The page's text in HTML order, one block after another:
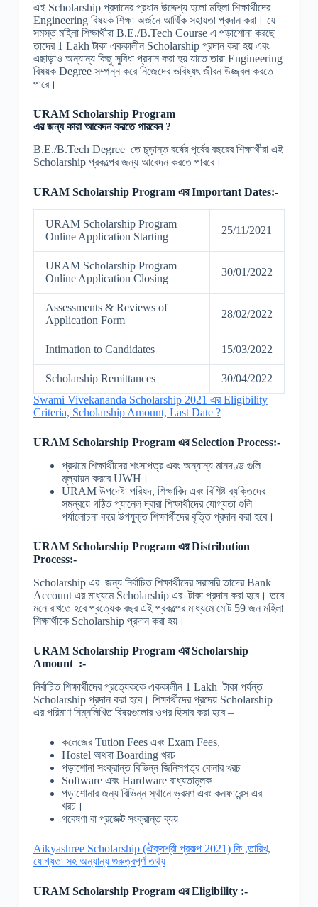
এই Scholarship প্রদানের প্রধান উদ্দেশ্য হলো মহিলা শিক্ষার্থীদের
Engineering বিষয়ক শিক্ষা অর্জনে আর্থিক সহায়তা প্রদান করা। যে
সমস্ত মহিলা শিক্ষার্থীরা B.E./B.Tech Course এ পড়াশোনা করছে
তাদের 1 Lakh টাকা এককালীন Scholarship প্রদান করা হয় এবং
এছাড়াও অন্যান্য কিছু সুবিধা প্রদান করা হয় যাতে তারা Engineering
বিষয়ক Degree সম্পন্ন করে নিজেদের ভবিষ্যৎ জীবন উজ্জ্বল করতে
পারে।
URAM Scholarship Program
এর জন্য কারা আবেদন করতে পারবেন?
B.E./B.Tech Degree তে চূড়ান্ত বর্ষের পূর্বের বছরের শিক্ষার্থীরা এই
Scholarship প্রকল্পের জন্য আবেদন করতে পারবে।
URAM Scholarship Program এর Important Dates:-
URAM Scholarship Program
Online Application Starting
25/11/2021
URAM Scholarship Program
Online Application Closing
30/01/2022
Assessments & Reviews of
Application Form
28/02/2022
Intimation to Candidates 15/03/2022
Scholarship Remittances
30/04/2022
Swami Vivekananda Scholarship 2021 এর Eligibility
Criteria, Scholarship Amount, Last Date ?
URAM Scholarship Program এরSelection Process:-
প্রথমে শিক্ষার্থীদের শংসাপত্র এবং অন্যান্য মানদণ্ড গুলি
মূল্যায়ন করবে UWH।
URAM উপদেষ্টা পরিষদ, শিক্ষাবিদ এবং বিশিষ্ট ব্যক্তিদের
সমন্বয়ে গঠিত প্যানেল দ্বারা শিক্ষার্থীদের যোগ্যতা গুলি
পর্যালোচনা করে উপযুক্ত শিক্ষার্থীদের বৃত্তি প্রদান করা হবে।
URAM Scholarship Program এরDistribution
Process:-
Scholarship এর জন্য নির্বাচিত শিক্ষার্থীদের সরাসরি তাদের Bank
Account এর মাধ্যমে Scholarship এর টাকা প্রদান করা হবে। তবে
মনে রাখতে হবে প্রত্যেক বছর এই প্রকল্পের মাধ্যমে মোট 59 জন মহিলা
শিক্ষার্থীকে Scholarship প্রদান করা হয়।
URAM Scholarship Program এরScholarship
Amount :-
নির্বাচিত শিক্ষার্থীদের প্রত্যেককে এককালীন 1 Lakh টাকা পর্যন্ত
Scholarship প্রদান করা হবে। শিক্ষার্থীদের প্রদেয় Scholarship
এর পরিমাণ নিম্নলিখিত বিষয়গুলোর ওপর হিসাব করা হবে –
কলেজের Tution Fees এবং Exam Fees,
Hostel অথবা Boarding খরচ
পড়াশোনা সংক্রান্ত বিভিন্ন জিনিসপত্র কেনার খরচ
Software এবং Hardware বাধ্যতামূলক
পড়াশোনার জন্য বিভিন্ন স্থানে ভ্রমণ এবং কনফারেন্স এর
খরচ।
গবেষণা বা প্রজেক্ট সংক্রান্ত ব্যয়
Aikyashree Scholarship (ঐক্যশ্রী প্রকল্প 2021) কি ,তারিখ,
যোগ্যতা সহ অন্যান্য গুরুত্বপূর্ণ তথ্য
URAM Scholarship Program এরEligibility :-